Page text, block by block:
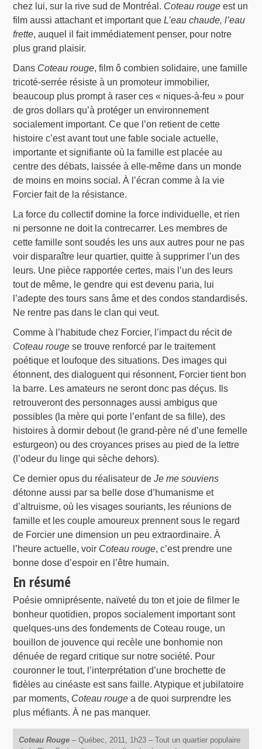
chez lui, sur la rive sud de Montréal. Coteau rouge est un
film aussi attachant et important queL’eau chaude, l’eau
frette, auquel il fait immédiatement penser, pour notre
plus grand plaisir.
Dans Coteau rouge, film ô combien solidaire, une famille
tricoté-serrée résiste à un promoteur immobilier,
beaucoup plus prompt à raser ces « niques-à-feu » pour
de gros dollars qu’à protéger un environnement
socialement important. Ce que l’on retient de cette
histoire c’est avant tout une fable sociale actuelle,
importante et signifiante où la famille est placée au
centre des débats, laissée à elle-même dans un monde
de moins en moins social. À l’écran comme à la vie
Forcier fait de la résistance.
La force du collectif domine la force individuelle, et rien
ni personne ne doit la contrecarrer. Les membres de
cette famille sont soudés les uns aux autres pour ne pas
voir disparaître leur quartier, quitte à supprimer l’un des
leurs. Une pièce rapportée certes, mais l’un des leurs
tout de même, le gendre qui est devenu paria, lui
l’adepte des tours sans âme et des condos standardisés.
Ne rentre pas dans le clan qui veut.
Comme à l’habitude chez Forcier, l’impact du récit de
Coteau rouge se trouve renforcé par le traitement
poétique et loufoque des situations. Des images qui
étonnent, des dialoguent qui résonnent, Forcier tient bon
la barre. Les amateurs ne seront donc pas déçus. Ils
retrouveront des personnages aussi ambigus que
possibles (la mère qui porte l’enfant de sa fille), des
histoires à dormir debout (le grand-père né d’une femelle
esturgeon) ou des croyances prises au pied de la lettre
(l’odeur du linge qui sèche dehors).
Ce dernier opus du réalisateur deJe me souviens
détonne aussi par sa belle dose d’humanisme et
d’altruisme, où les visages souriants, les réunions de
famille et les couple amoureux prennent sous le regard
de Forcier une dimension un peu extraordinaire. À
l’heure actuelle, voir Coteau rouge, c’est prendre une
bonne dose d’espoir en l’être humain.
En résumé
Poésie omniprésente, naïveté du ton et joie de filmer le
bonheur quotidien, propos socialement important sont
quelques-uns des fondements de Coteau rouge, un
bouillon de jouvence qui recèle une bonhomie non
dénuée de regard critique sur notre société. Pour
couronner le tout, l’interprétation d’une brochette de
fidèles au cinéaste est sans faille. Atypique et jubilatoire
par moments, Coteau rouge a de quoi surprendre les
plus méfiants. À ne pas manquer.
Coteau Rouge – Québec, 2011, 1h23 – Tout un quartier populaire